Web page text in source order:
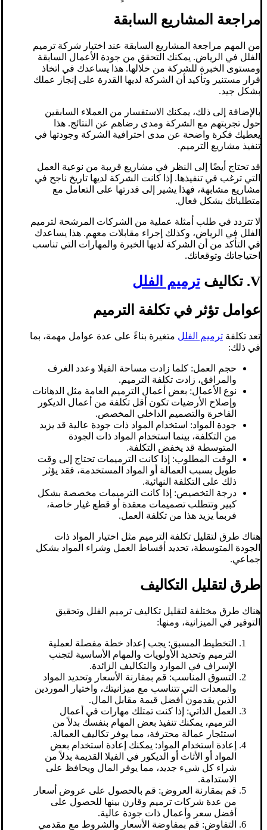
مراجعة المشاريع السابقة
من المهم مراجعة المشاريع السابقة عند اختيار شركة ترميم
الفلل في الرياض. يمكنك التحقق من جودة الأعمال السابقة
ومستوى الخبرة للشركة من خلالها. هذا يساعدك في اتخاذ
قرار مستنير وتأكيد أن الشركة لديها القدرة على إنجاز عملك
بشكل جيد.
بالإضافة إلى ذلك، يمكنك الاستفسار من العملاء السابقين
حول تجربتهم مع الشركة ومدى رضاهم عن النتائج. هذا
يعطيك فكرة واضحة عن مدى احترافية الشركة وجودتها في
تنفيذ مشاريع الترميم.
قد تحتاج أيضًا إلى النظر في مشاريع قريبة من نوعية العمل
التي ترغب في تنفيذها. إذا كانت الشركة لديها تاريخ ناجح في
مشاريع مشابهة، فهذا يشير إلى قدرتها على التعامل مع
متطلباتك بشكل فعال.
لا تتردد في طلب أمثلة عملية من الشركات المرشحة لترميم
الفلل في الرياض، وكذلك إجراء مقابلات معهم. هذا يساعدك
في التأكد من أن الشركة لديها الخبرة والمهارات التي تناسب
احتياجاتك وتوقعاتك.
V. تكاليف
ترميم الفلل
عوامل تؤثر في تكلفة الترميم
تعد تكلفة ترميم الفلل متغيرة بناءً على عدة عوامل مهمة، بما
في ذلك:
حجم العمل: كلما زادت مساحة الفيلا وعدد الغرف
والمرافق، زادت تكلفة الترميم.
نوع الأعمال: بعض أعمال الترميم العامة مثل الدهانات
وإصلاح الأرضيات تكون أقل تكلفة من أعمال الديكور
الفاخرة والتصميم الداخلي المخصص.
جودة المواد: استخدام المواد ذات جودة عالية قد يزيد
من التكلفة، بينما استخدام المواد ذات الجودة
المتوسطة قد يخفض التكلفة.
الوقت المطلوب: إذا كانت الترميمات تحتاج إلى وقت
طويل بسبب العمالة أو المواد المستخدمة، فقد يؤثر
ذلك على التكلفة النهائية.
درجة التخصيص: إذا كانت الترميمات مخصصة بشكل
كبير وتتطلب تصميمات معقدة أو قطع غيار خاصة،
فربما يزيد هذا من تكلفة العمل.
هناك طرق لتقليل تكلفة الترميم مثل اختيار المواد ذات
الجودة المتوسطة، تحديد أقساط العمل وشراء المواد بشكل
جماعي.
طرق لتقليل التكاليف
هناك طرق مختلفة لتقليل تكاليف ترميم الفلل وتحقيق
التوفير في الميزانية، ومنها:
التخطيط المسبق: يجب إعداد خطة مفصلة لعملية
الترميم وتحديد الأولويات والمهام الأساسية لتجنب
الإسراف في الموارد والتكاليف الزائدة.
التسوق المناسب: قم بمقارنة الأسعار وتحديد المواد
والمعدات التي تتناسب مع ميزانيتك، واختيار الموردين
الذين يقدمون أفضل قيمة مقابل المال.
العمل الذاتي: إذا كنت تمتلك مهارات في أعمال
الترميم، يمكنك تنفيذ بعض المهام بنفسك بدلاً من
استئجار عمالة محترفة، مما يوفر تكاليف العمالة.
إعادة استخدام المواد: يمكنك إعادة استخدام بعض
المواد أو الأثاث أو الديكور في الفيلا القديمة بدلاً من
شراء كل شيء جديد، مما يوفر المال ويحافظ على
الاستدامة.
قم بمقارنة العروض: قم بالحصول على عروض أسعار
من عدة شركات ترميم وقارن بينها للحصول على
أفضل سعر وأعمال ذات جودة عالية.
التفاوض: قم بمفاوضة الأسعار والشروط مع مقدمي